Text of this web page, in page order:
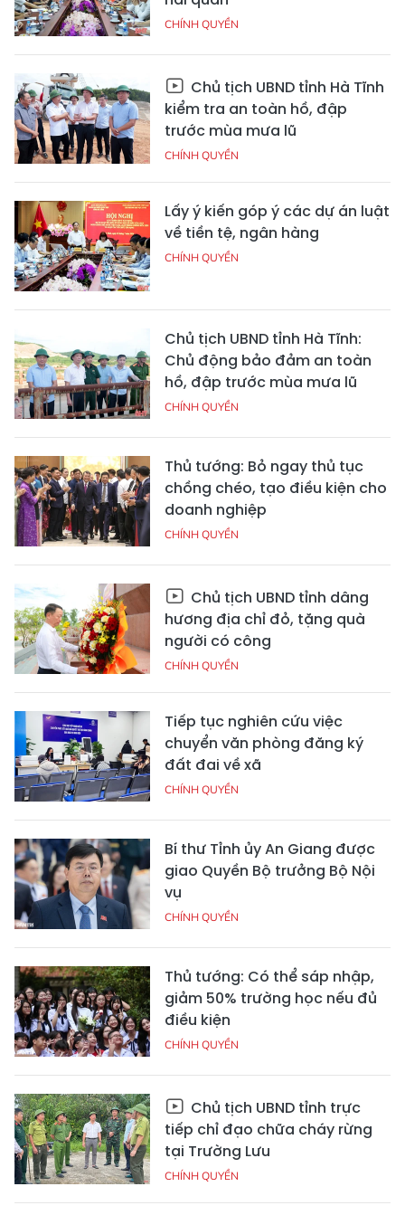
CHÍNH QUYỀN
Chủ tịch UBND tỉnh Hà Tĩnh
kiểm tra an toàn hồ, đập
trước mùa mưa lũ
CHÍNH QUYỀN
Lấy ý kiến góp ý các dự án luật
về tiền tệ, ngân hàng
CHÍNH QUYỀN
Chủ tịch UBND tỉnh Hà Tĩnh:
Chủ động bảo đảm an toàn
hồ, đập trước mùa mưa lũ
CHÍNH QUYỀN
Thủ tướng: Bỏ ngay thủ tục
chồng chéo, tạo điều kiện cho
doanh nghiệp
CHÍNH QUYỀN
Chủ tịch UBND tỉnh dâng
hương địa chỉ đỏ, tặng quà
người có công
CHÍNH QUYỀN
Tiếp tục nghiên cứu việc
chuyển văn phòng đăng ký
đất đai về xã
CHÍNH QUYỀN
Bí thư Tỉnh ủy An Giang được
giao Quyền Bộ trưởng Bộ Nội
vụ
CHÍNH QUYỀN
Thủ tướng: Có thể sáp nhập,
giảm 50% trường học nếu đủ
điều kiện
CHÍNH QUYỀN
Chủ tịch UBND tỉnh trực
tiếp chỉ đạo chữa cháy rừng
tại Trường Lưu
CHÍNH QUYỀN